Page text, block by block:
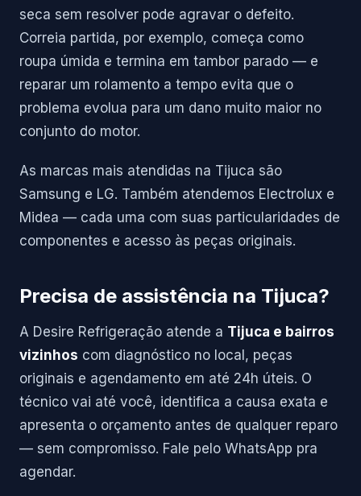
seca sem resolver pode agravar o defeito.
Correia partida, por exemplo, começa como
roupa úmida e termina em tambor parado — e
reparar um rolamento a tempo evita que o
problema evolua para um dano muito maior no
conjunto do motor.
As marcas mais atendidas na Tijuca são
Samsung e LG. Também atendemos Electrolux e
Midea — cada uma com suas particularidades de
componentes e acesso às peças originais.
Precisa de assistência na Tijuca?
A Desire Refrigeração atende a Tijuca e bairros
vizinhos com diagnóstico no local, peças
originais e agendamento em até 24h úteis. O
técnico vai até você, identifica a causa exata e
apresenta o orçamento antes de qualquer reparo
— sem compromisso. Fale pelo WhatsApp pra
agendar.